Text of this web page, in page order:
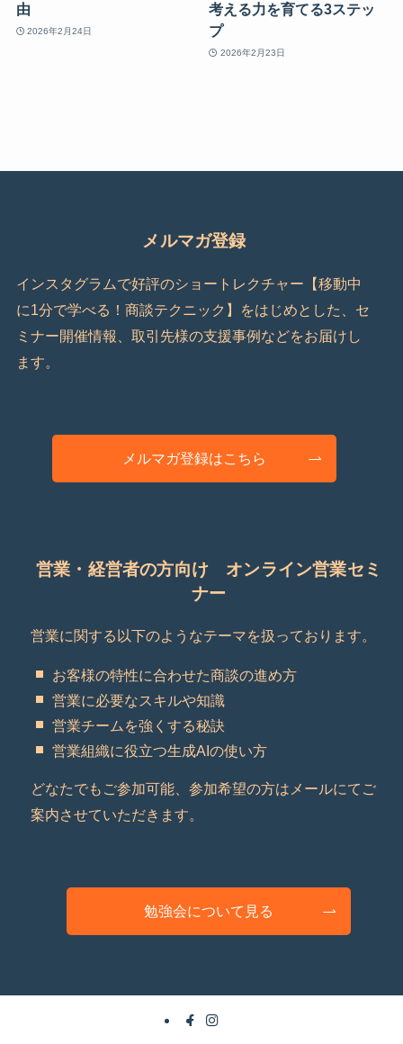
由
2026年2月24日
考える力を育てる3ステッ
プ
2026年2月23日
メルマガ登録
インスタグラムで好評のショートレクチャー【移動中
に1分で学べる！商談テクニック】をはじめとした、セ
ミナー開催情報、取引先様の支援事例などをお届けし
ます。
メルマガ登録はこちら
営業・経営者の方向け オンライン営業セミ
ナー
営業に関する以下のようなテーマを扱っております。
お客様の特性に合わせた商談の進め方
営業に必要なスキルや知識
営業チームを強くする秘訣
営業組織に役立つ生成AIの使い方
どなたでもご参加可能、参加希望の方はメールにてご
案内させていただきます。
勉強会について見る